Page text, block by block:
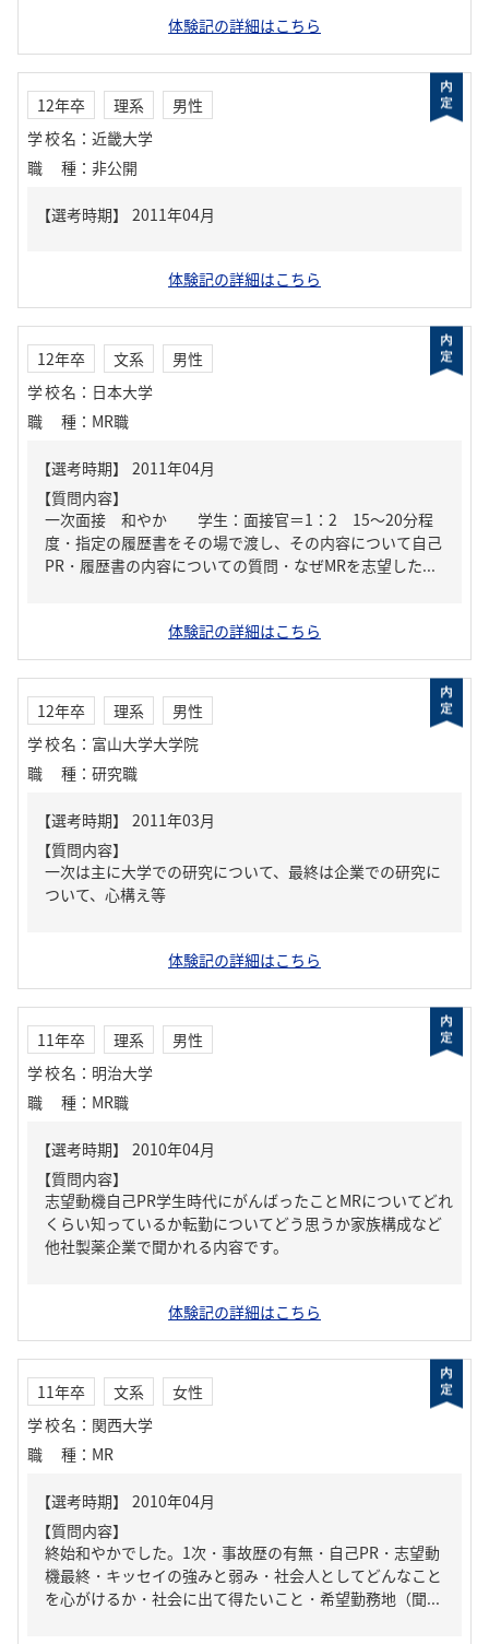
体験記の詳細はこちら
12年卒 理系
男性
学校名 ： 近畿大学
職種 ： 非公開
体験記の詳細はこちら
12年卒 文系
男性
学校名 ： 日本大学
職種 ： MR職
【質問内容】
一次面接 和やか 学生：面接官＝1：2 15～20分程
度・指定の履歴書をその場で渡し、その内容について自己
PR・履歴書の内容についての質問・なぜMRを志望した...
体験記の詳細はこちら
12年卒 理系
男性
学校名 ： 富山大学大学院
職種 ： 研究職
【質問内容】
一次は主に大学での研究について、最終は企業での研究に
ついて、心構え等
体験記の詳細はこちら
11年卒 理系
男性
学校名 ： 明治大学
職種 ： MR職
【質問内容】
志望動機自己PR学生時代にがんばったことMRについてどれ
くらい知っているか転勤についてどう思うか家族構成など
他社製薬企業で聞かれる内容です。
体験記の詳細はこちら
11年卒 文系
女性
学校名 ： 関西大学
職種 ： MR
【質問内容】
終始和やかでした。1次・事故歴の有無・自己PR・志望動
機最終・キッセイの強みと弱み・社会人としてどんなこと
を心がけるか・社会に出て得たいこと・希望勤務地（聞...